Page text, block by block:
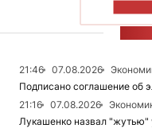
21:46 07.08.2026
Подписано соглашение об
21:16
07.08.2026
Лукашенко назвал "жутью"